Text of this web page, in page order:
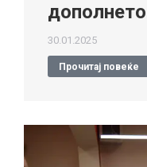
30.01.2025
Прочитај повеќе